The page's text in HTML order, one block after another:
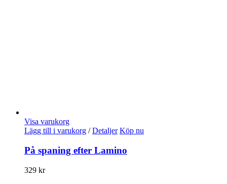
Visa varukorg
Lägg till i varukorg / Detaljer Köp nu
På spaning efter Lamino
329 kr